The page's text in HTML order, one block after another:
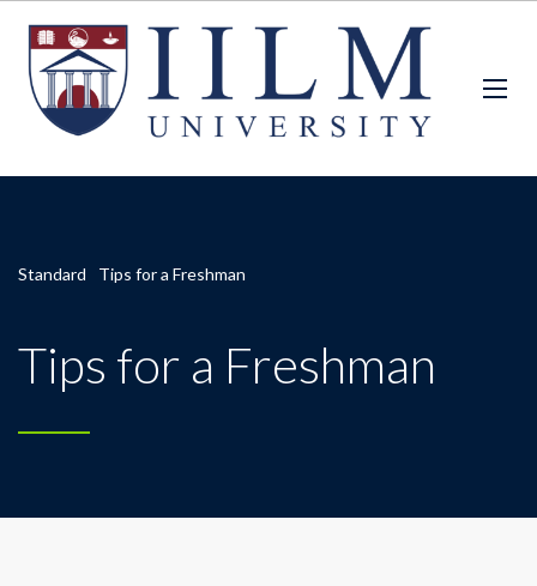
Standard Tips for a Freshman
Tips for a Freshman